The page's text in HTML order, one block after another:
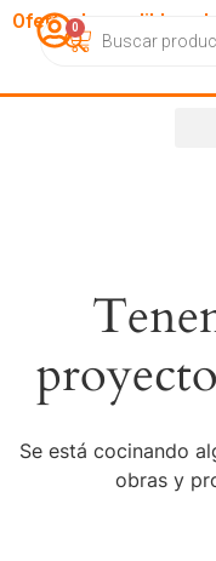
OfertasImperdibles.cl
Catálogo
0
Se está cocinando
obras y